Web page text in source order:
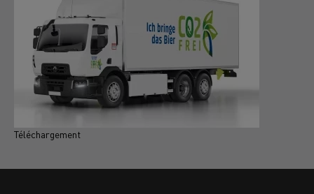
Téléchargement